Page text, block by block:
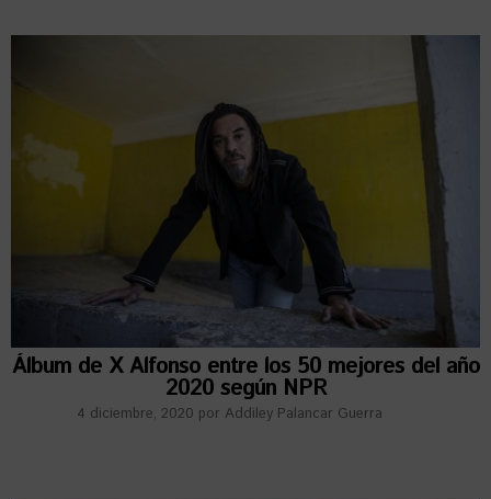
Álbum de X Alfonso entre los 50 mejores del año
2020 según NPR
4 diciembre, 2020 por Addiley Palancar Guerra